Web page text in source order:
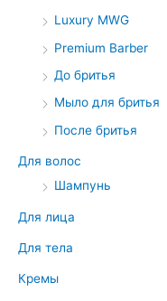
Luxury MWG
Premium Barber
До бритья
Мыло для бритья
После бритья
Для волос
Шампунь
Для лица
Для тела
Кремы